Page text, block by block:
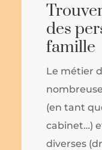
des
famille
Le métier
(en tant
cabinet…)
diverses